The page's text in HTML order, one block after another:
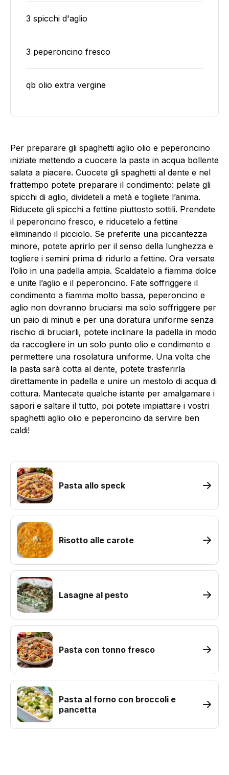
3 spicchi d'aglio
3 peperoncino fresco
qb olio extra vergine
Per preparare gli spaghetti aglio olio e peperoncino
iniziate mettendo a cuocere la pasta in acqua bollente
salata a piacere. Cuocete gli spaghetti al dente e nel
frattempo potete preparare il condimento: pelate gli
spicchi di aglio, divideteli a metà e togliete l’anima.
Riducete gli spicchi a fettine piuttosto sottili. Prendete
il peperoncino fresco, e riducetelo a fettine
eliminando il picciolo. Se preferite una piccantezza
minore, potete aprirlo per il senso della lunghezza e
togliere i semini prima di ridurlo a fettine. Ora versate
l’olio in una padella ampia. Scaldatelo a fiamma dolce
e unite l’aglio e il peperoncino. Fate soffriggere il
condimento a fiamma molto bassa, peperoncino e
aglio non dovranno bruciarsi ma solo soffriggere per
un paio di minuti e per una doratura uniforme senza
rischio di bruciarli, potete inclinare la padella in modo
da raccogliere in un solo punto olio e condimento e
permettere una rosolatura uniforme. Una volta che
la pasta sarà cotta al dente, potete trasferirla
direttamente in padella e unire un mestolo di acqua di
cottura. Mantecate qualche istante per amalgamare i
sapori e saltare il tutto, poi potete impiattare i vostri
spaghetti aglio olio e peperoncino da servire ben
caldi!
Pasta allo speck
Risotto alle carote
Lasagne al pesto
Pasta con tonno fresco
Pasta al forno con broccoli e
pancetta